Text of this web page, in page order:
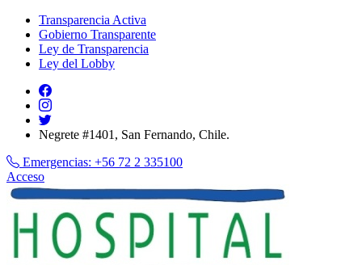
Transparencia Activa
Gobierno Transparente
Ley de Transparencia
Ley del Lobby
Negrete #1401, San Fernando, Chile.
Emergencias: +56 72 2 335100
Acceso